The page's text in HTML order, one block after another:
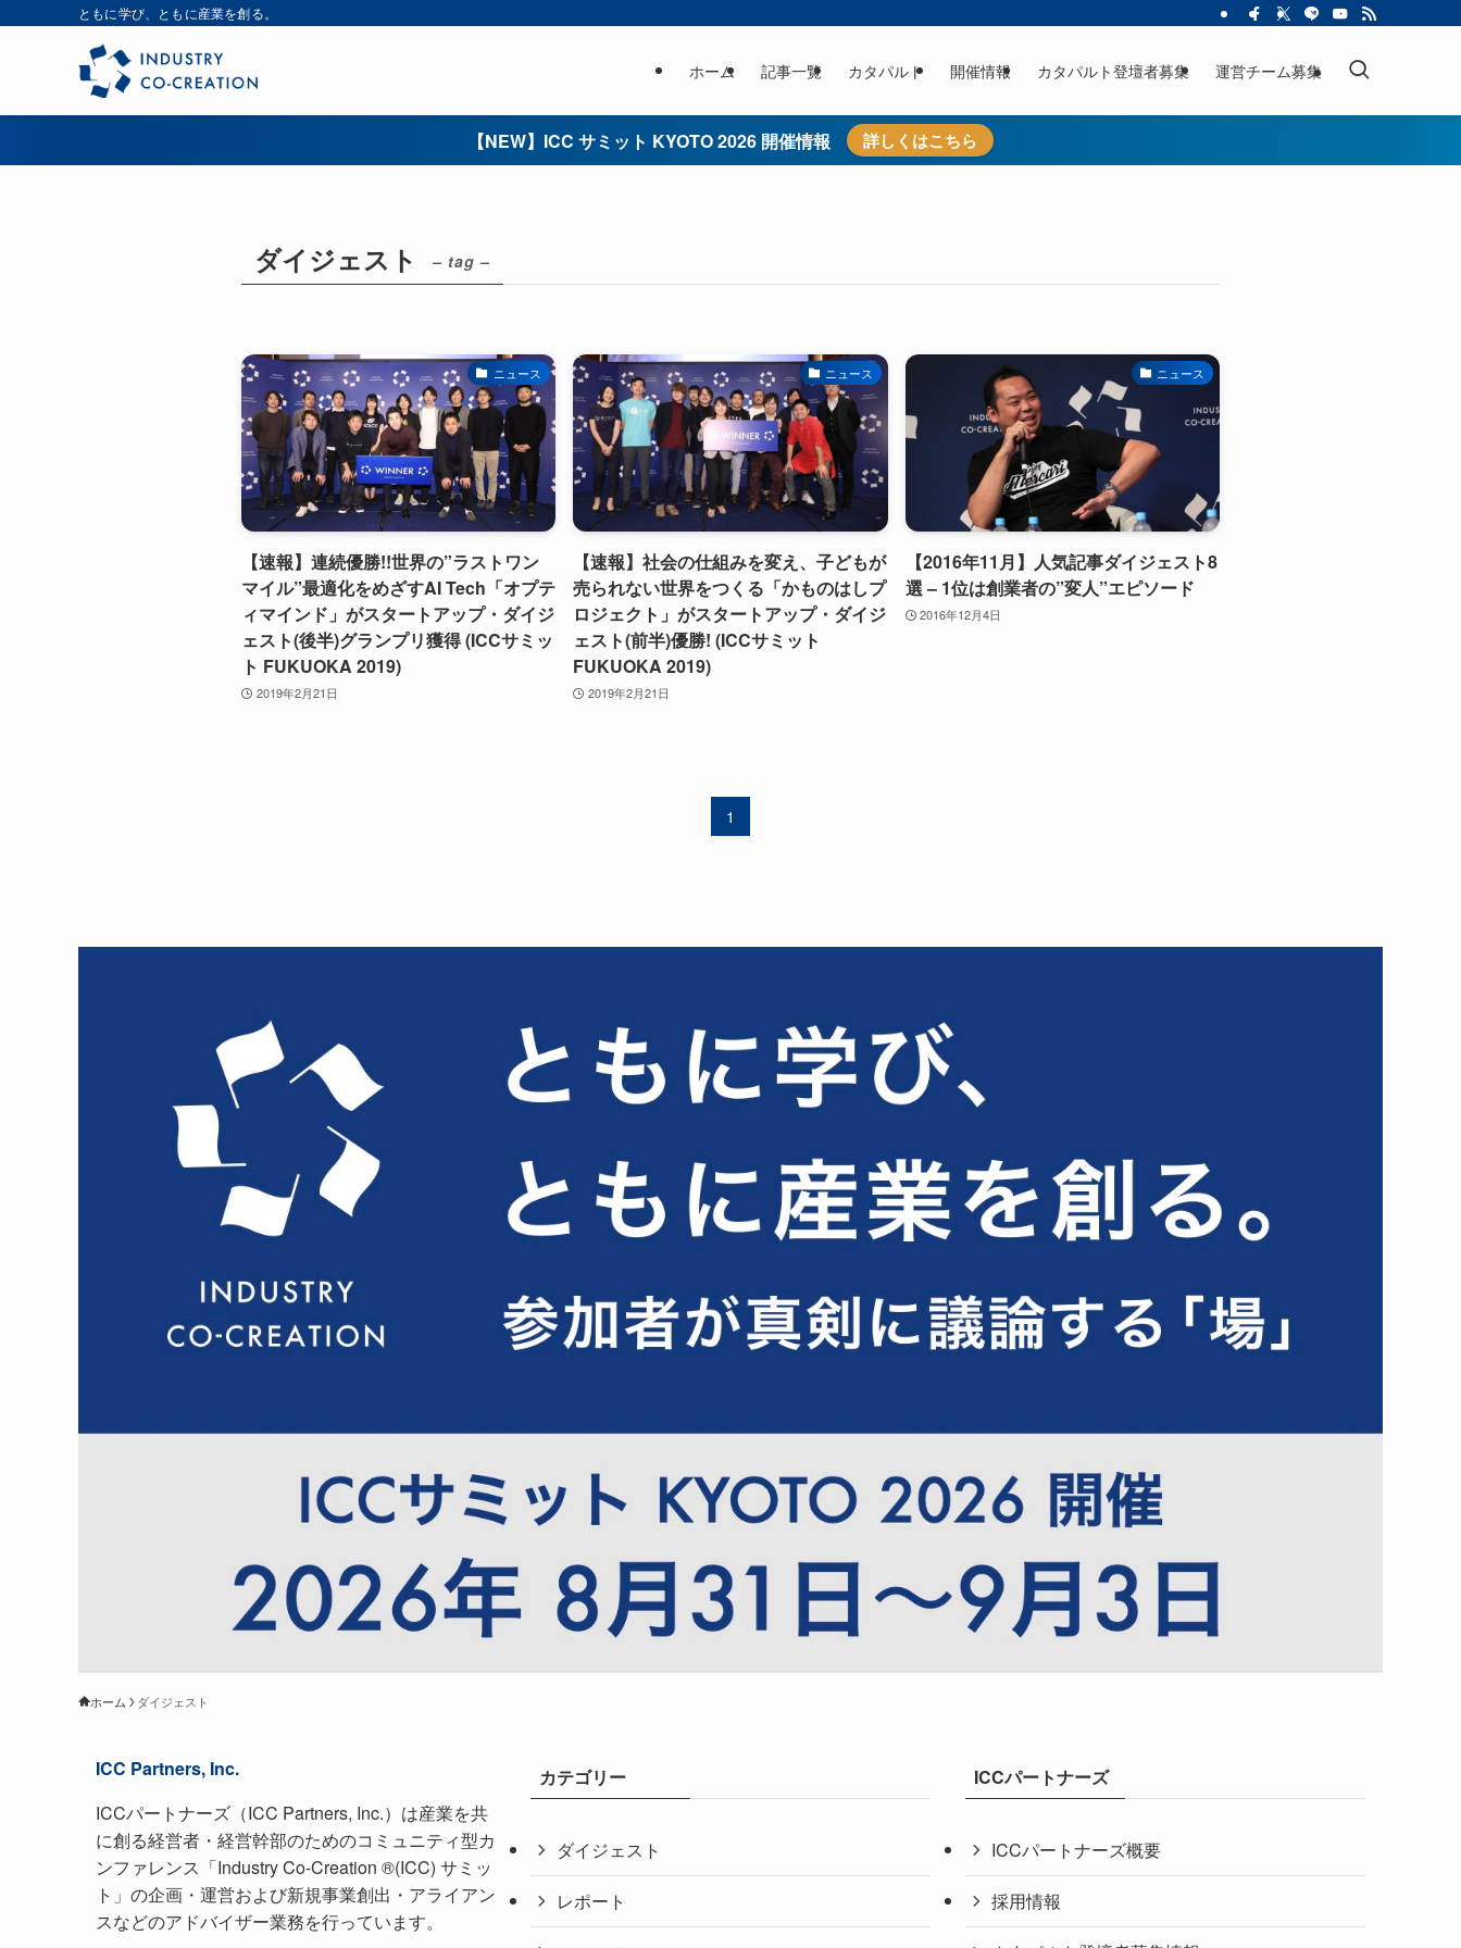
ともに学び、ともに産業を創る。
ホーム 記事一覧 カタパルト 開催情報 カタパルト登壇者募集 運営チーム募集
【NEW】ICC サミット KYOTO 2026 開催情報 詳しくはこちら
ダイジェスト – tag –
ニュース
【速報】連続優勝!!世界の”ラストワン
マイル”最適化をめざすAI Tech「オプテ
ィマインド」がスタートアップ・ダイジ
ェスト(後半)グランプリ獲得 (ICCサミッ
ト FUKUOKA 2019)
2019年2月21日
ニュース
【速報】社会の仕組みを変え、子どもが
売られない世界をつくる「かものはしプ
ロジェクト」がスタートアップ・ダイジ
ェスト(前半)優勝! (ICCサミット
FUKUOKA 2019)
2019年2月21日
ニュース
【2016年11月】人気記事ダイジェスト8
選 – 1位は創業者の”変人”エピソード
2016年12月4日
1
ホーム ダイジェスト
ICC Partners, Inc.
ICCパートナーズ（ICC Partners, Inc.）は産業を共
に創る経営者・経営幹部のためのコミュニティ型カ
ンファレンス「Industry Co-Creation ®(ICC) サミッ
ト」の企画・運営および新規事業創出・アライアン
スなどのアドバイザー業務を行っています。
カテゴリー
ダイジェスト
レポート
ICCパートナーズ
ICCパートナーズ概要
採用情報